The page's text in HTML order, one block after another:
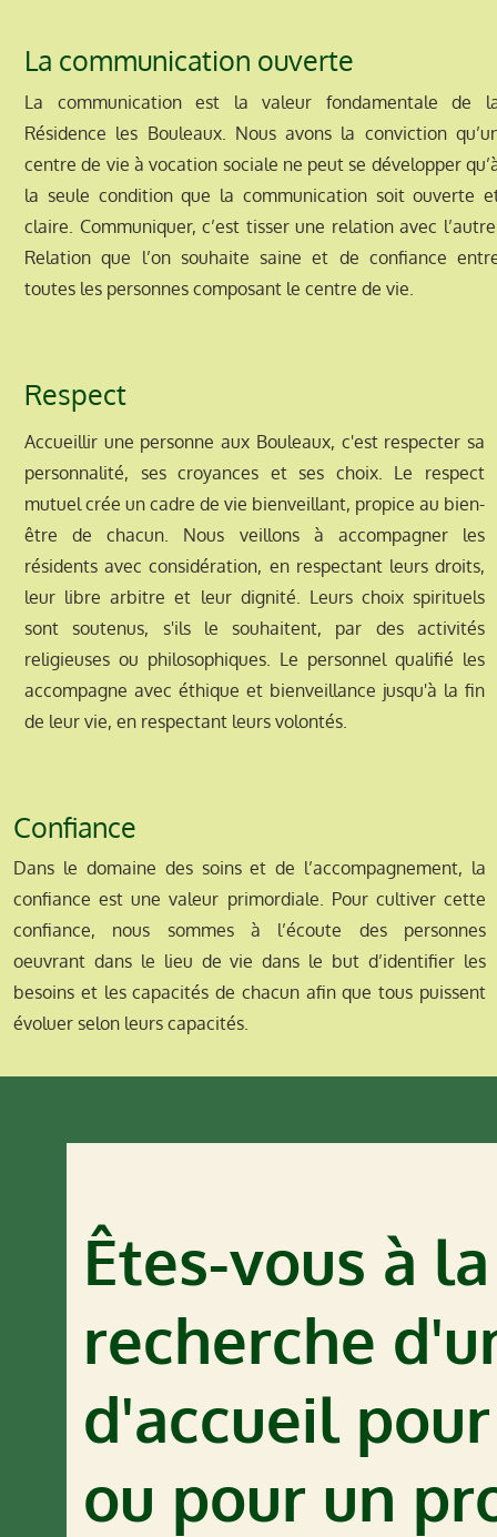
La communication ouverte
La communication est la valeur fondamentale de
Résidence les Bouleaux. Nous avons la conviction
centre de vie à vocation sociale ne peut se développer
la seule condition que la communication soit ouverte
claire. Communiquer, c’est tisser une relation avec
Relation que l’on souhaite saine et de confiance
toutes les personnes composant le centre de vie.
Respect
Accueillir une personne aux Bouleaux, c'est respecter sa
personnalité, ses croyances et ses choix. Le respect
mutuel crée un cadre de vie bienveillant, propice au bien-
être de chacun. Nous veillons à accompagner les
résidents avec considération, en respectant leurs droits,
leur libre arbitre et leur dignité. Leurs choix spirituels
sont soutenus, s'ils le souhaitent, par des activités
religieuses ou philosophiques. Le personnel qualifié les
accompagne avec éthique et bienveillance jusqu'à la fin
de leur vie, en respectant leurs volontés.
Confiance
Dans le domaine des soins et de l’accompagnement, la
confiance est une valeur primordiale. Pour cultiver cette
confiance, nous sommes à l’écoute des personnes
oeuvrant dans le lieu de vie dans le but d’identifier les
besoins et les capacités de chacun afin que tous puissent
évoluer selon leurs capacités.
Êtes-vous à la
recherche
d'accueil
ou pour un